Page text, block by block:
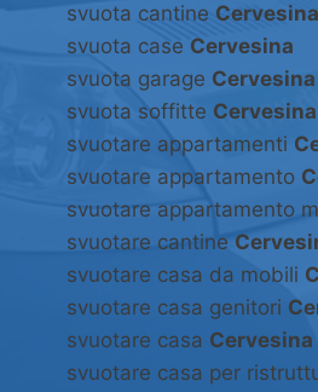
svuota cantine Cervesina
svuota case Cervesina
svuota garage Cervesina
svuota soffitte Cervesina
svuotare appartamenti
svuotare appartamento
svuotare appartamento
svuotare cantine
svuotare casa da mobili
svuotare casa genitori
svuotare casa Cervesina
svuotare casa per